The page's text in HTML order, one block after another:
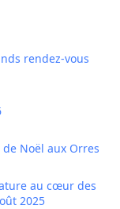
rendez-vous
Noël aux Orres
au cœur des
2025